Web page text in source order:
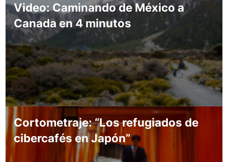
Video: Caminando de México a
Canada en 4 minutos
Cortometraje: “Los refugiados de
cibercafés en Japón”